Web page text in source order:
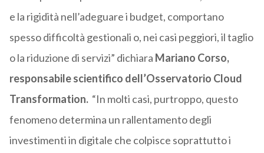
e la rigidità nell’adeguare i budget, comportano
spesso difficoltà gestionali o, nei casi peggiori, il taglio
o la riduzione di servizi” dichiara Mariano Corso,
responsabile scientifico dell’Osservatorio Cloud
Transformation.“In molti casi, purtroppo, questo
fenomeno determina un rallentamento degli
investimenti in digitale che colpisce soprattutto i